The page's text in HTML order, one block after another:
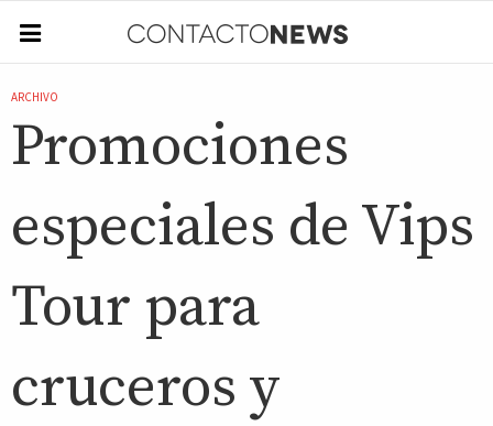
ARCHIVO
Promociones
especiales de Vips
Tour para
cruceros y